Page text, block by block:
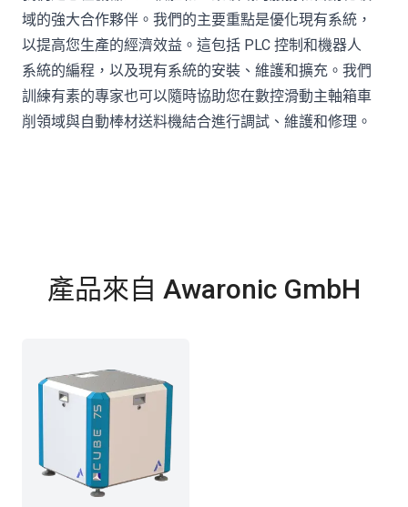
域的強大合作夥伴。我們的主要重點是優化現有系統，
以提高您生產的經濟效益。這包括 PLC 控制和機器人
系統的編程，以及現有系統的安裝、維護和擴充。我們
訓練有素的專家也可以隨時協助您在數控滑動主軸箱車
削領域與自動棒材送料機結合進行調試、維護和修理。
產品來自 Awaronic GmbH